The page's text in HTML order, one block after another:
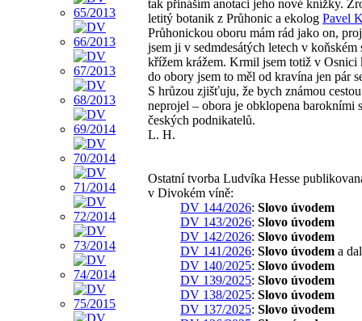
tak přináším anotaci jeho nové knížky.
letitý botanik z Průhonic a ekolog Pavel
Průhonickou oboru mám rád jako on,
jsem ji v sedmdesátých letech v koňském
křížem krážem. Krmil jsem totiž v Osnici
do obory jsem to měl od kravína jen pár
S hrůzou zjišťuju, že bych známou
neprojel – obora je obklopena barokními
českých podnikatelů.
L. H.
Ostatní tvorba Ludvíka Hesse
v Divokém víně:
DV 144/2026: Slovo úvodem
DV 143/2026: Slovo úvodem
DV 142/2026: Slovo úvodem
DV 141/2026: Slovo úvodem a
DV 140/2025: Slovo úvodem
DV 139/2025: Slovo úvodem
DV 138/2025: Slovo úvodem
DV 137/2025: Slovo úvodem